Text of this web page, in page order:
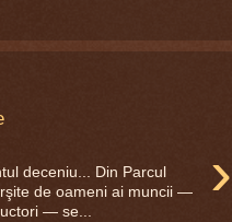
›
deceniu... Din Parcul
de oameni ai muncii —
— se...